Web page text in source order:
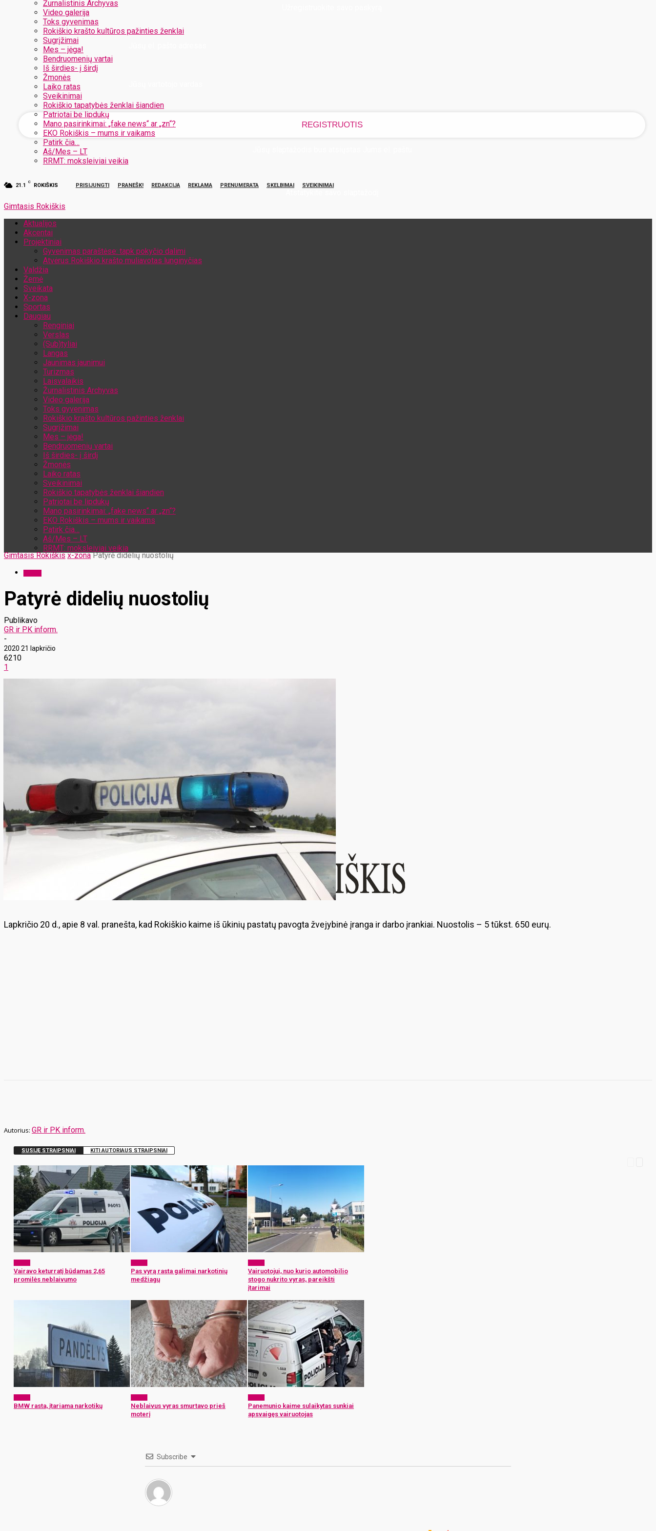
Žurnalistinis Archyvas
Video galerija
Toks gyvenimas
Rokiškio krašto kultūros pažinties ženklai
Sugrįžimai
Mes – jėga!
Bendruomenių vartai
Iš širdies- į širdį
Žmonės
Laiko ratas
Sveikinimai
Rokiškio tapatybės ženklai šiandien
Patriotai be lipdukų
Mano pasirinkimai: „fake news“ ar „zn“?
EKO Rokiškis – mums ir vaikams
Patirk čia…
Aš/Mes – LT
RRMT: moksleiviai veikia
21.1
C
ROKIŠKIS PRISIJUNGTI PRANEŠK! REDAKCIJA REKLAMA PRENUMERATA SKELBIMAI SVEIKINIMAI
Gimtasis Rokiškis
Aktualijos
Akcentai
Projektiniai
Gyvenimas paraštėse: tapk pokyčio dalimi
Atvėrus Rokiškio krašto muliavotas lunginyčias
Valdžia
Žemė
Sveikata
X-zona
Sportas
Daugiau
Renginiai
Verslas
(Sub)tyliai
Langas
Jaunimas jaunimui
Turizmas
Laisvalaikis
Žurnalistinis Archyvas
Video galerija
Toks gyvenimas
Rokiškio krašto kultūros pažinties ženklai
Sugrįžimai
Mes – jėga!
Bendruomenių vartai
Iš širdies- į širdį
Žmonės
Laiko ratas
Sveikinimai
Rokiškio tapatybės ženklai šiandien
Patriotai be lipdukų
Mano pasirinkimai: „fake news“ ar „zn“?
EKO Rokiškis – mums ir vaikams
Patirk čia…
Aš/Mes – LT
RRMT: moksleiviai veikia
Gimtasis Rokiškis x-zona Patyrė didelių nuostolių
Patyrė didelių nuostolių
Publikavo
GR ir PK inform.
-
2020 21 lapkričio
6210
1
Lapkričio 20 d., apie 8 val. pranešta, kad Rokiškio kaime iš ūkinių pastatų pavogta žvejybinė įranga ir darbo įrankiai. Nuostolis – 5 tūkst. 650 eurų.
GR ir PK inform.
SUSIJĘ STRAIPSNIAI KITI AUTORIAUS STRAIPSNIAI
Vairavo keturratį būdamas 2,65
promilės neblaivumo
Pas vyrą rasta galimai narkotinių
medžiagų
Vairuotojui, nuo kurio automobilio
stogo nukrito vyras, pareikšti
įtarimai
BMW rasta, įtariama narkotikų
Neblaivus vyras smurtavo prieš
moterį
Panemunio kaime sulaikytas sunkiai
apsvaigęs vairuotojas
Subscribe